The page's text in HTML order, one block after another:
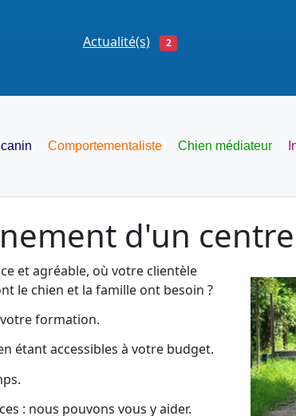
Actualité(s) 2
Comportementaliste Chien médiateur
d'un
et agréable, où votre clientèle
le chien et la famille ont besoin ?
formation.
étant accessibles à votre budget.
: nous pouvons vous y aider.